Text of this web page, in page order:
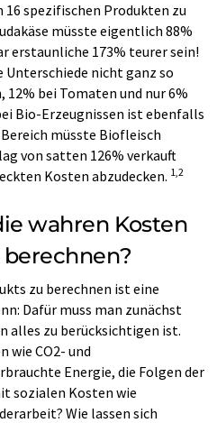
spezifischen Produkten zu
müsste eigentlich 88%
erstaunliche 173% teurer sein!
Unterschiede nicht ganz so
12% bei Tomaten und nur 6%
Bio-Erzeugnissen ist ebenfalls
müsste Biofleisch
von satten 126% verkauft
Kosten abzudecken. 1,2
wahren Kosten
zu berechnen ist eine
Dafür muss man zunächst
alles zu berücksichtigen ist.
wie CO2- und
Energie, die Folgen der
sozialen Kosten wie
Wie lassen sich